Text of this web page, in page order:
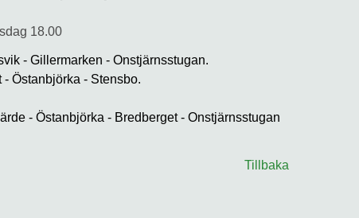
18.00
- Gillermarken - Onstjärnsstugan.
Östanbjörka - Stensbo.
- Östanbjörka - Bredberget - Onstjärnsstugan
Tillbaka